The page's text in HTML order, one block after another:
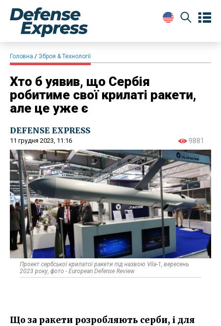
Головна Зброя & Технології
Хто б уявив, що Сербія
робитиме свої крилаті ракети,
але це уже є
DEFENSE EXPRESS
11 грудня 2023, 11:16 9881
Проект сербської крилатої ракети під назвою Vila-1, вересень
2023 року, фото - European Defense Review
Що за ракети розробляють серби, і для